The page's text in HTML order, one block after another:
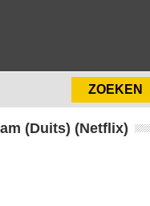
(Duits) (Netflix)